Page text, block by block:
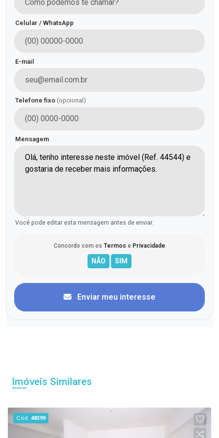
Celular / WhatsApp
E-mail
Telefone fixo (opcional)
Mensagem
Você pode editar esta mensagem antes de enviar.
Concordo com os Termos e Privacidade
Enviar meu interesse
Imóveis Similares
Cód.48399